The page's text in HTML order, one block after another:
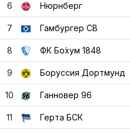
6 Нюрнберг
7 Гамбургер СВ
8 ФК Бо́хум 1848
9 Боруссия Дортмунд
10 Ганновер 96
11 Герта БСК